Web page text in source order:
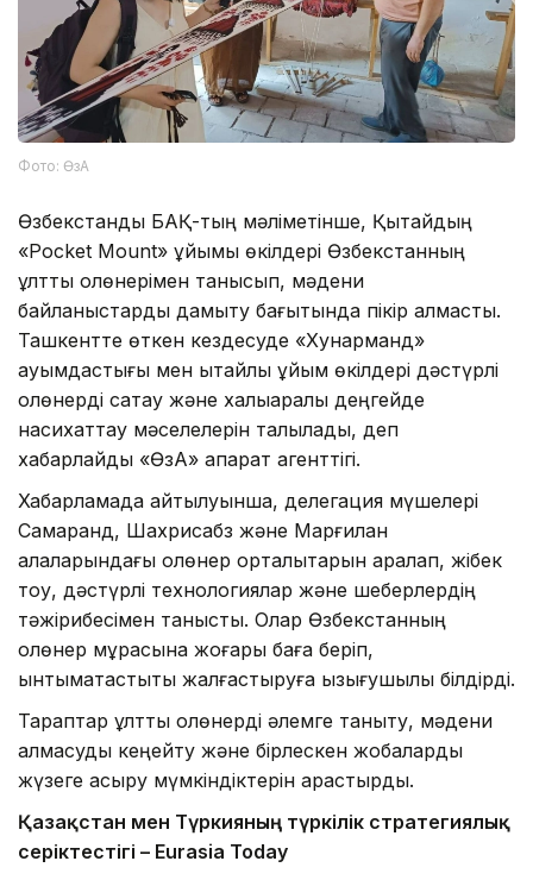
Фото: ӨзА
Өзбекстандық БАҚ-тың мәліметінше, Қытайдың
«Pocket Mount» ұйымы өкілдері Өзбекстанның
ұлттық қолөнерімен танысып, мәдени
байланыстарды дамыту бағытында пікір алмасты.
Ташкентте өткен кездесуде «Хунарманд»
қауымдастығы мен қытайлық ұйым өкілдері дәстүрлі
қолөнерді сақтау және халықаралық деңгейде
насихаттау мәселелерін талқылады, деп
хабарлайды «ӨзА» ақпарат агенттігі.
Хабарламада айтылуынша, делегация мүшелері
Самарқанд, Шахрисабз және Марғилан
қалаларындағы қолөнер орталықтарын аралап, жібек
тоқу, дәстүрлі технологиялар және шеберлердің
тәжірибесімен танысты. Олар Өзбекстанның
қолөнер мұрасына жоғары баға беріп,
ынтымақтастықты жалғастыруға қызығушылық білдірді.
Тараптар ұлттық қолөнерді әлемге таныту, мәдени
алмасуды кеңейту және бірлескен жобаларды
жүзеге асыру мүмкіндіктерін қарастырды.
Қазақстан мен Түркияның түркілік стратегиялық
серіктестігі – Eurasia Today